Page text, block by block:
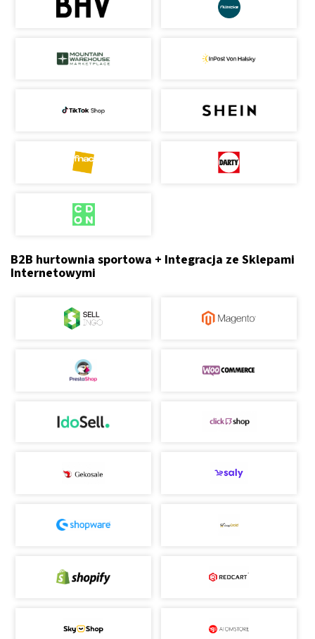
B2B hurtownia sportowa + Integracja ze Sklepami
Internetowymi